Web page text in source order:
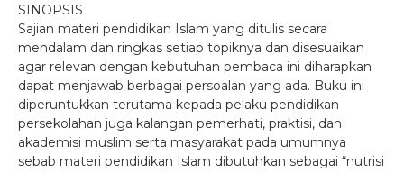
SINOPSIS
Sajian materi pendidikan Islam yang ditulis secara
mendalam dan ringkas setiap topiknya dan disesuaikan
agar relevan dengan kebutuhan pembaca ini diharapkan
dapat menjawab berbagai persoalan yang ada. Buku ini
diperuntukkan terutama kepada pelaku pendidikan
persekolahan juga kalangan pemerhati, praktisi, dan
akademisi muslim serta masyarakat pada umumnya
sebab materi pendidikan Islam dibutuhkan sebagai “nutrisi